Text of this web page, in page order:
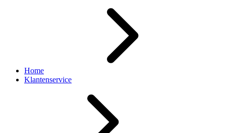
Home
Klantenservice